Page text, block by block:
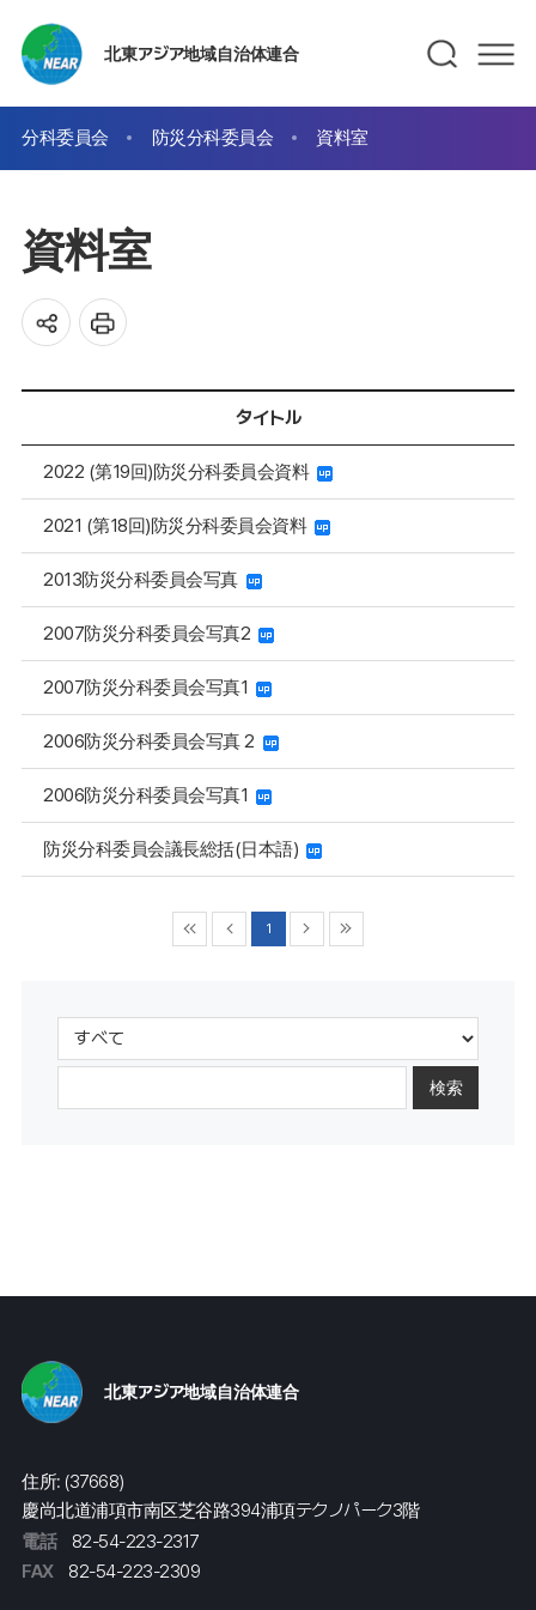
北東アジア地域自治体連合
分科委員会 防災分科委員会 資料室
資料室
タイトル
2022 (第19回)防災分科委員会資料
2021 (第18回)防災分科委員会資料
2013防災分科委員会写真
2007防災分科委員会写真2
2007防災分科委員会写真1
2006防災分科委員会写真 2
2006防災分科委員会写真1
防災分科委員会議長総括(日本語)
1
検索
北東アジア地域自治体連合
住所: (37668)
慶尚北道浦項市南区芝谷路394浦項テクノパーク3階
電話
82-54-223-2317
FAX
82-54-223-2309